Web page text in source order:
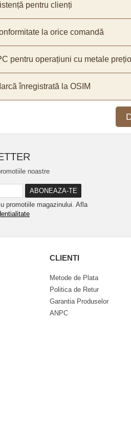
pentru clienți
la orice comandă
pentru operațiuni cu metale
înregistrată la OSIM
noastre
promotiile magazinului. Afla
CLIENTI
Metode de Plata
Politica de Retur
Garantia Produselor
ANPC